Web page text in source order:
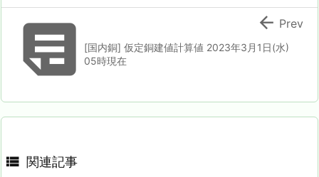
[国内銅] 仮定銅建値計算値 2023年3月1日(水)
05時現在
 Prev
 関連記事